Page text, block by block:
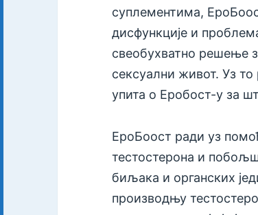
суплементима,
дисфункције и
свеобухватно решење
сексуални живот. Уз то
упита о Еробост-у за
ЕроБоост ради уз
тестостерона и
биљака и органских
производњу